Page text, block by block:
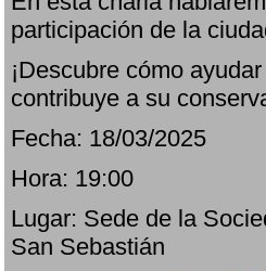
participación de la
¡Descubre cómo
contribuye a su
Fecha: 18/03/2025
Hora: 19:00
Lugar: Sede de la
San Sebastián